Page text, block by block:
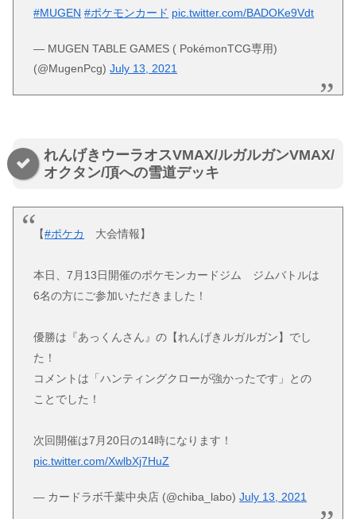
#MUGEN #ポケモンカード pic.twitter.com/BADOKe9Vdt
— MUGEN TABLE GAMES ( PokémonTCG専用)
(@MugenPcg)July 13, 2021
れんげきウーラオスVMAX/ルガルガンVMAX/
オクタン/頂への雪道デッキ
【#ポケカ 大会情報】
本日、7月13日開催のポケモンカードジム ジムバトルは
6名の方にご参加いただきました！
優勝は『あっくんさん』の【れんげきルガルガン】でし
た！
コメントは「ハンティングクローが強かったです」との
ことでした！
次回開催は7月20日の14時になります！
pic.twitter.com/XwlbXj7HuZ
— カードラボ千葉中央店 (@chiba_labo)July 13, 2021